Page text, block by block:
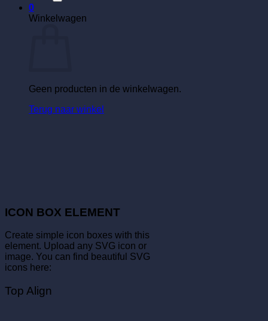
0
Winkelwagen
Geen producten in de winkelwagen.
Terug naar winkel
ICON BOX ELEMENT
Create simple icon boxes with this
element. Upload any SVG icon or
image. You can find beautiful SVG
icons here:
Top Align